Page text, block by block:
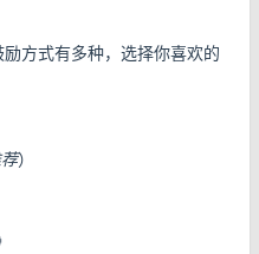
方式有多种，选择你喜欢的
）